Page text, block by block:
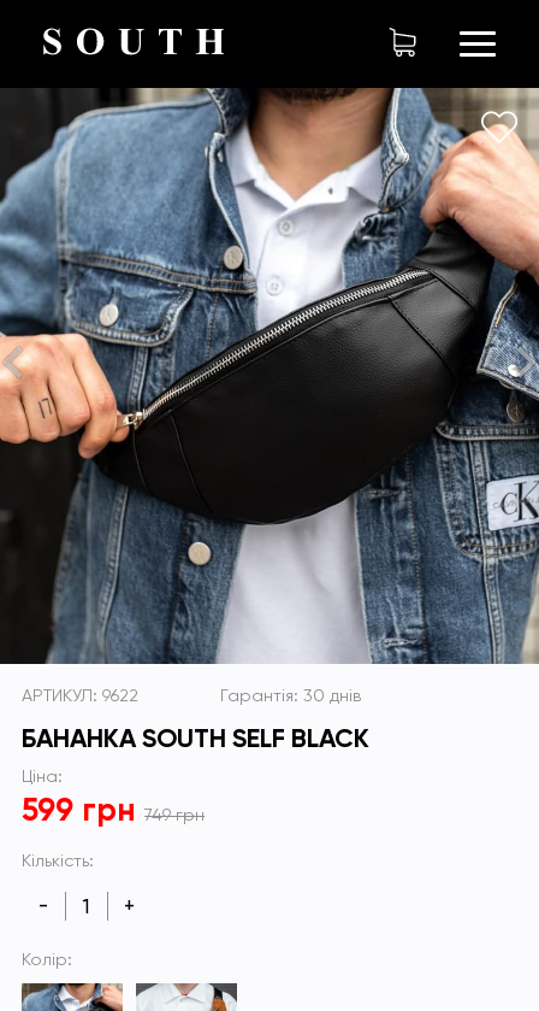
АРТИКУЛ: 9622 Гарантія: 30 днів
БАНАНКА SOUTH SELF BLACK
Ціна:
599 грн 749 грн
Кількість:
- +
Колір: